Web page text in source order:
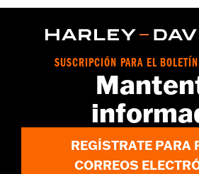
posteriores, FLHX y FLTRX 2024 y
2024, y FLHXU y FLTRXRRSE 2025 y
modelos Trike 2009 y posteriores con
Installation Instructions
1 año de garantía limitada –
d.com/warrantypara más información
SUSCRIPCIÓN PARA EL
REGÍSTRATE PARA
CORREOS